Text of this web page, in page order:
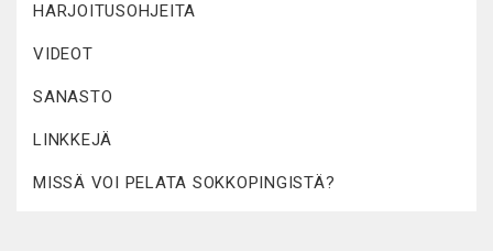
HARJOITUSOHJEITA
VIDEOT
SANASTO
LINKKEJÄ
MISSÄ VOI PELATA SOKKOPINGISTÄ?